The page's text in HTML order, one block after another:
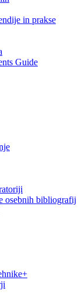
in prakse
Guide
osebnih bibliografij